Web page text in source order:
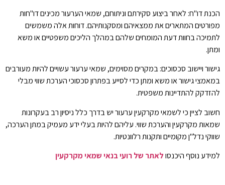
הכנת דו"ח: לאחר ביצוע סקירתם וניתוחם, שמאי הערעור מכינים דו"חות
מפורטים המתארים את ממצאיהם ומסקנותיהם. דוחות אלה משמשים
לתמיכה בחוות דעת המומחים שלהם במהלך הליכים משפטיים או משא
ומתן.
גישור ויישוב סכסוכים: במקרים מסוימים, שמאי ערעור עשויים להיות מעורבים
במאמצי גישור או משא ומתן כדי לסייע בפתרון סכסוכי הערכת שווי מבלי
להזדקק להתדיינות משפטית.
חשוב לציין כי לשמאי מקרקעין ערעור יש בדרך כלל ניסיון רב בעקרונות
שמאות מקרקעין והערכת שווי. עליהם להיות בעלי ידע מעמיק במתן הערכה,
שווקי נדל"ן מקומיים ותקנות רלוונטיות.
למידע נוסף היכנסולאתר של רועי בנאי שמאי מקרקעין